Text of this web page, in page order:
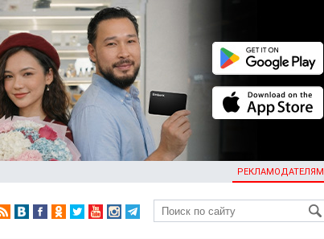
РЕКЛАМОДАТЕЛЯМ
KG